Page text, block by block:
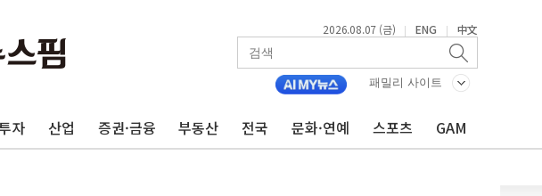
2026.08.07 (금) | ENG | 中文
패밀리 사이트
자 산업 증권·금융 부동산 전국 문화·연예 스포츠 GAM
개국, 공동방위협정 체결
징주...아틀라시안·클라우드플레어·태양광주↑ VS 트레이드데스크·웬디스↓
파월 때와 달리 워시엔 톤 낮춰
시 정책특보 내정설...포항시 '시끌'